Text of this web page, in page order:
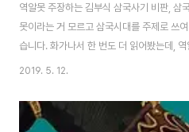
역알못 주장하는 김부식 삼국사기 비판, 삼
못이라는 거 모르고 삼국시대를 주제로 쓰
습니다. 화가나서 한 번도 더 읽어봤는데,
국정 교과서 논의에 끼어들까 봐 그것도 걱
는 역알못 뿐이겠죠. (흔한 역알못의 김부
도 못하는 사람의 글 [클릭]) 관련 글신라
2019. 5. 12.